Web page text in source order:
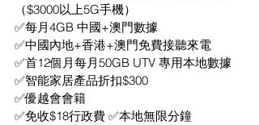
（$3000以上5G手機）
✅每月4GB 中國+澳門數據
✅中國內地+香港+澳門免費接聽來電
✅首12個月每月50GB UTV 專用本地數據
✅智能家居產品折扣$300
✅優越會會籍
✅免收$18行政費 ✅本地無限分鐘